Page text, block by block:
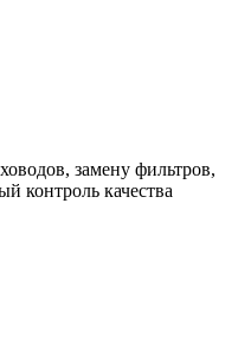
замену фильтров,
контроль качества